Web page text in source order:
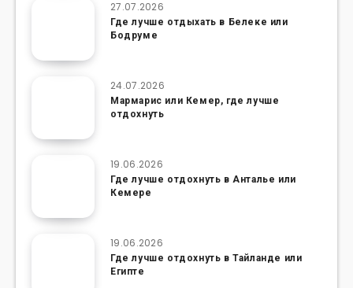
27.07.2026
Где лучше отдыхать в Белеке или
Бодруме
24.07.2026
Мармарис или Кемер, где лучше
отдохнуть
19.06.2026
Где лучше отдохнуть в Анталье или
Кемере
19.06.2026
Где лучше отдохнуть в Тайланде или
Египте